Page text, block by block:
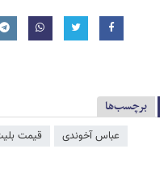
برچسب‌ها
عباس آخوندی قیمت